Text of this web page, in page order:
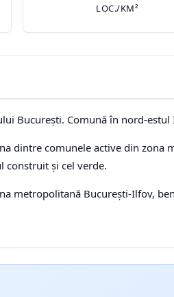
LOC./KM²
București. Comună în nord-
dintre comunele active din zona
construit și cel verde.
metropolitană București-Ilfov,